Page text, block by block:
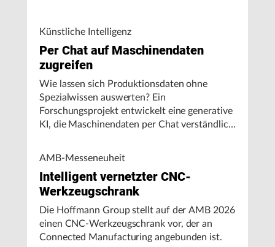
Künstliche Intelligenz
Per Chat auf Maschinendaten
zugreifen
Wie lassen sich Produktionsdaten ohne
Spezialwissen auswerten? Ein
Forschungsprojekt entwickelt eine generative
KI, die Maschinendaten per Chat verständlich
AMB-Messeneuheit
Intelligent vernetzter CNC-
Werkzeugschrank
Die Hoffmann Group stellt auf der AMB 2026
einen CNC-Werkzeugschrank vor, der an
Connected Manufacturing angebunden ist.